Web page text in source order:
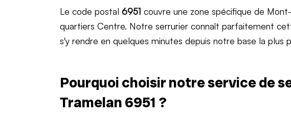
Le code postal 6951 couvre une zone spécifique de
quartiers Centre. Notre serrurier connaît parfaitement
s'y rendre en quelques minutes depuis notre base la plus
Pourquoi choisir notre service de
Tramelan 6951 ?